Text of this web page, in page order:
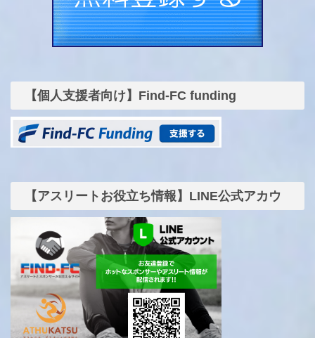
【個人支援者向け】Find-FC funding
【アスリートお役立ち情報】LINE公式アカウ